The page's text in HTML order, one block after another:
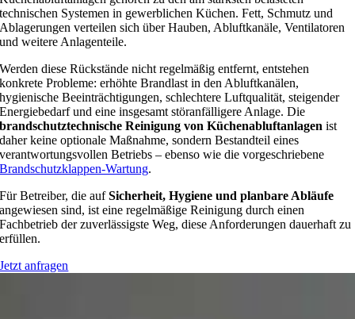
technischen Systemen in gewerblichen Küchen. Fett, Schmutz und
Ablagerungen verteilen sich über Hauben, Abluftkanäle, Ventilatoren
und weitere Anlagenteile.
Werden diese Rückstände nicht regelmäßig entfernt, entstehen
konkrete Probleme: erhöhte Brandlast in den Abluftkanälen,
hygienische Beeinträchtigungen, schlechtere Luftqualität, steigender
Energiebedarf und eine insgesamt störanfälligere Anlage. Die
brandschutztechnische Reinigung von Küchenabluftanlagen ist
daher keine optionale Maßnahme, sondern Bestandteil eines
verantwortungsvollen Betriebs – ebenso wie die vorgeschriebene
Brandschutzklappen-Wartung.
Für Betreiber, die aufSicherheit, Hygiene und planbare Abläufe
angewiesen sind, ist eine regelmäßige Reinigung durch einen
Fachbetrieb der zuverlässigste Weg, diese Anforderungen dauerhaft zu
erfüllen.
Jetzt anfragen